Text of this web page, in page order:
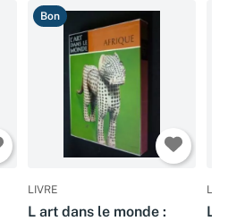
Bon
LIVRE
L art dans le monde :
L